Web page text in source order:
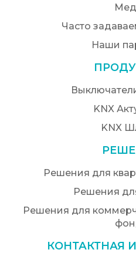
Часто
Наши
KNX
KNX
Решения для
Решения
Решения для
КОНТАКТНАЯ